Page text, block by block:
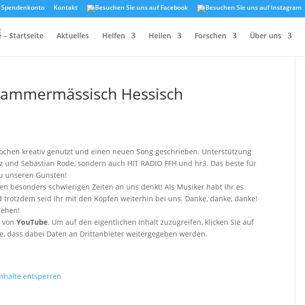
Spendenkonto Kontakt
– Startseite Aktuelles Helfen Heilen Forschen Über uns
Hessisch
kreativ genutzt und einen neuen Song geschrieben. Unterstützung
Sebastian Rode, sondern auch HIT RADIO FFH und hr3. Das beste für
unseren Gunsten!
besonders schwierigen Zeiten an uns denkt! Als Musiker habt Ihr es
seid Ihr mit den Köpfen weiterhin bei uns. Danke, danke, danke!
vonYouTube. Um auf den eigentlichen Inhalt zuzugreifen, klicken Sie auf
dass dabei Daten an Drittanbieter weitergegeben werden.
entsperren